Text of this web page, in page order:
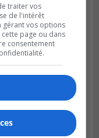
traiter vos
de l'intérêt
gérant vos options
cette page ou dans
consentement